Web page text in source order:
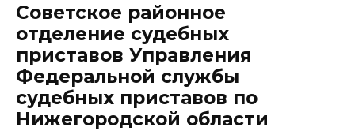
Советское районное
отделение судебных
приставов Управления
Федеральной службы
судебных приставов по
Нижегородской области